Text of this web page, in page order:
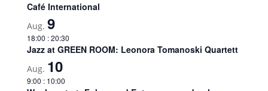
Café International
Aug. 9
18:00 :20:30
Jazz at GREEN ROOM: Leonora Tomanoski Quartett
Aug. 10
9:00 : 10:00